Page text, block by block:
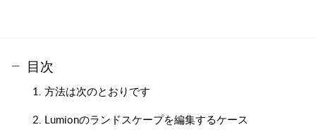
目次
1. 方法は次のとおりです
2. Lumionのランドスケープを編集するケース